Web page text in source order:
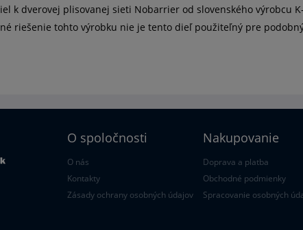
k dverovej plisovanej sieti Nobarrier od slovenského výrobcu
riešenie tohto výrobku nie je tento dieľ použiteľný pre
O spoločnosti
O nás
Kontakty
Zásady ochrany osobných údajov
Nakupovanie
Doprava a platba
Obchodné podmienky
Spracovanie osobných